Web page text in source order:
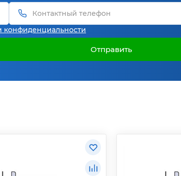
конфиденциальности
Отправить